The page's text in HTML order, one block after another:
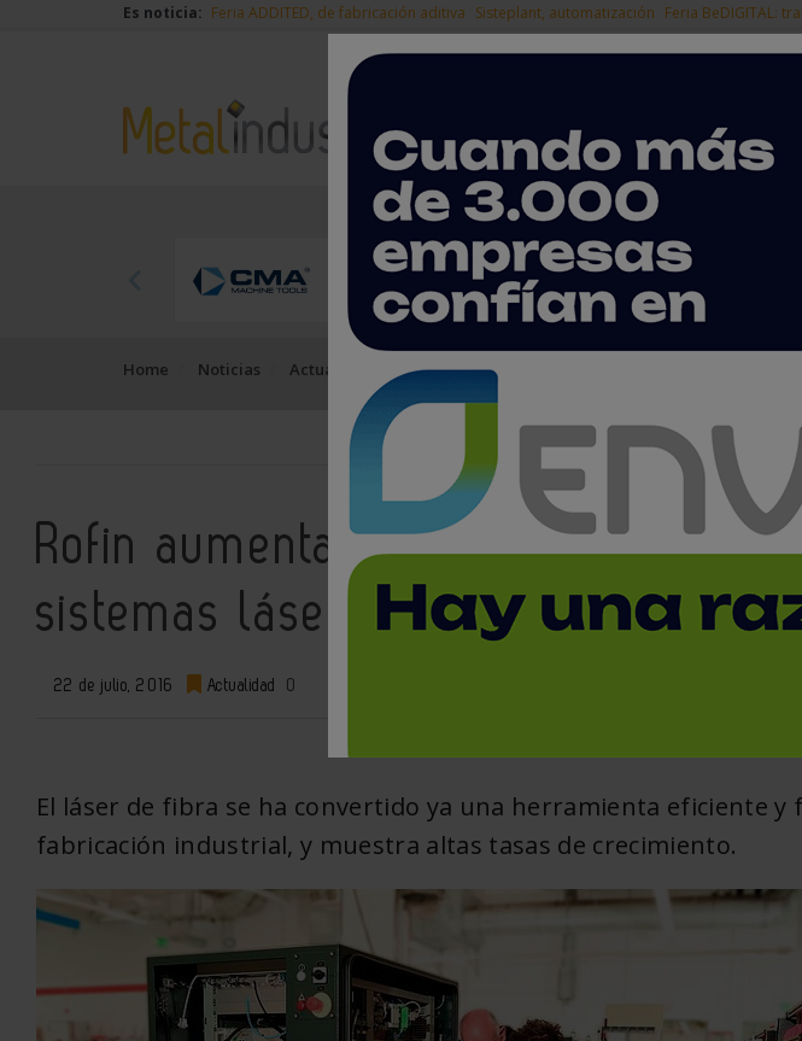
Es noticia: Feria ADDITED, de fabricación aditiva Sisteplant, automatización Feria BeDIGITAL:
NOTICIAS PRODUCTOS
Home Noticias Actualidad Rofin aumenta su capacidad de producción de
Rofin aumenta su capacidad de
sistemas láser de fibra
22 de julio, 2016 Actualidad 0
El láser de fibra se ha convertido ya una herramienta eficiente y
fabricación industrial, y muestra altas tasas de crecimiento.